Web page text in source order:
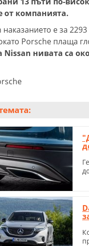
от компанията.
е за
Porsche плаща
Nissan нивата са